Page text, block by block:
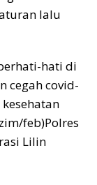
lalu
hati di
cegah covid-
feb)Polres
Lilin